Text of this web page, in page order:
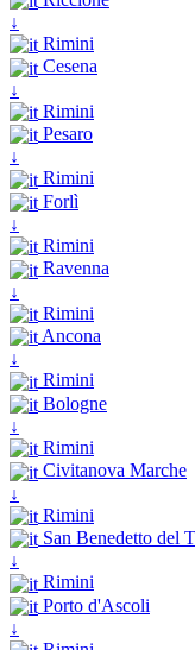
↓
Rimini
Cesena
↓
Rimini
Pesaro
↓
Rimini
Forlì
↓
Rimini
Ravenna
↓
Rimini
Ancona
↓
Rimini
Bologne
↓
Rimini
Civitanova Marche
↓
Rimini
San Benedetto del
↓
Rimini
Porto d'Ascoli
↓